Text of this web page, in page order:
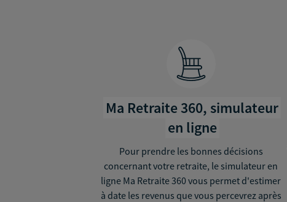
Ma Retraite 360, simulateur
en ligne
Pour prendre les bonnes décisions
concernant votre retraite, le simulateur en
ligne Ma Retraite 360 vous permet d'estimer
à date les revenus que vous percevrez après